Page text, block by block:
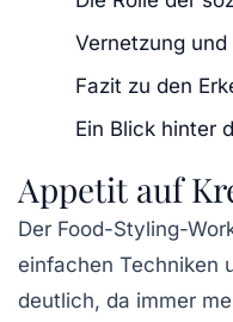
Vernetzung
Fazit zu den
Ein Blick hinter
Appetit auf
Der Food-Styling-
einfachen Techniken
deutlich, da immer